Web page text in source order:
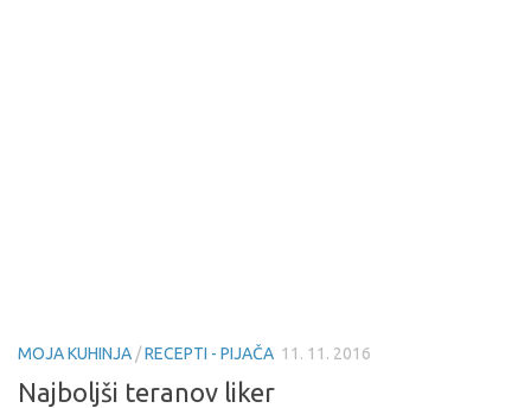
MOJA KUHINJA /RECEPTI - PIJAČA 11. 11. 2016
Najboljši teranov liker